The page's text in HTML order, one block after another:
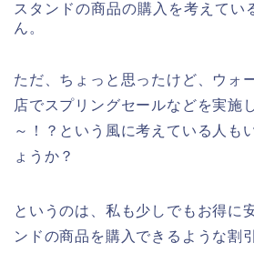
スタンドの商品の購入を考えてい
ん。
ただ、ちょっと思ったけど、ウォ
店でスプリングセールなどを実施
～！？という風に考えている人も
ょうか？
というのは、私も少しでもお得に
ンドの商品を購入できるような割